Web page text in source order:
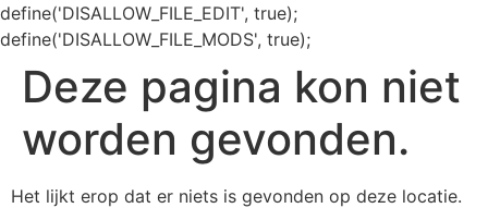
define('DISALLOW_FILE_EDIT', true);
define('DISALLOW_FILE_MODS', true);
Deze pagina kon niet
worden gevonden.
Het lijkt erop dat er niets is gevonden op deze locatie.